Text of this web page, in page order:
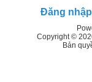
Đăng nhập
Copyright ©
Bản